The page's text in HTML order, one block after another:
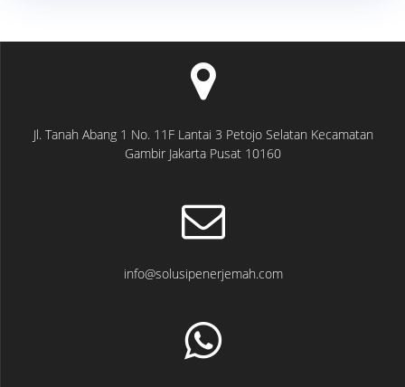
Jl. Tanah Abang 1 No. 11F Lantai 3 Petojo Selatan Kecamatan
Gambir Jakarta Pusat 10160
info@solusipenerjemah.com